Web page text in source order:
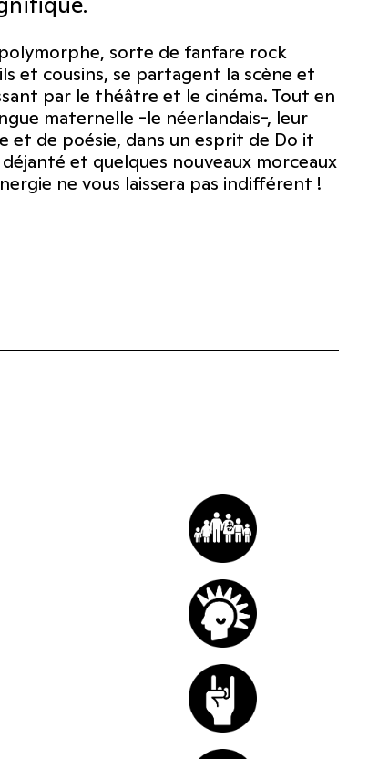
sorte de fanfare rock
et cousins, se partagent la scène et
par le théâtre et le cinéma. Tout en
maternelle -le néerlandais-, leur
et de poésie, dans un esprit de Do it
et quelques nouveaux morceaux
ne vous laissera pas indifférent !